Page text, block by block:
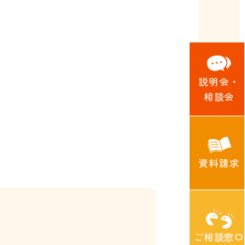
説明会・
相談会
資料請求
ご相談窓口